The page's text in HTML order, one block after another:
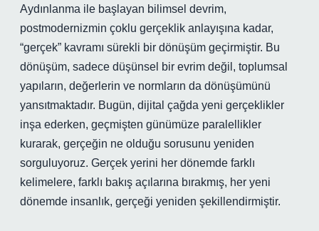
Aydınlanma ile başlayan bilimsel devrim,
postmodernizmin çoklu gerçeklik anlayışına kadar,
“gerçek” kavramı sürekli bir dönüşüm geçirmiştir. Bu
dönüşüm, sadece düşünsel bir evrim değil, toplumsal
yapıların, değerlerin ve normların da dönüşümünü
yansıtmaktadır. Bugün, dijital çağda yeni gerçeklikler
inşa ederken, geçmişten günümüze paralellikler
kurarak, gerçeğin ne olduğu sorusunu yeniden
sorguluyoruz. Gerçek yerini her dönemde farklı
kelimelere, farklı bakış açılarına bırakmış, her yeni
dönemde insanlık, gerçeği yeniden şekillendirmiştir.